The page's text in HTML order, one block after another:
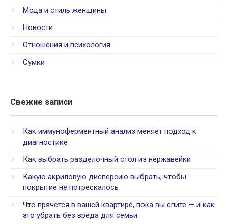
Мода и стиль женщины
Новости
Отношения и психология
Сумки
Свежие записи
Как иммуноферментный анализ меняет подход к
диагностике
Как выбрать разделочный стол из нержавейки
Какую акриловую дисперсию выбрать, чтобы
покрытие не потрескалось
Что прячется в вашей квартире, пока вы спите — и как
это убрать без вреда для семьи